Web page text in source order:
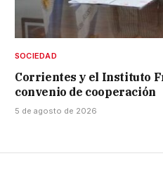
SOCIEDAD
Corrientes y el Instituto
convenio de cooperación
5 de agosto de 2026